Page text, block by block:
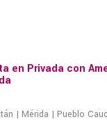
en Privada con
| Mérida | Pueblo